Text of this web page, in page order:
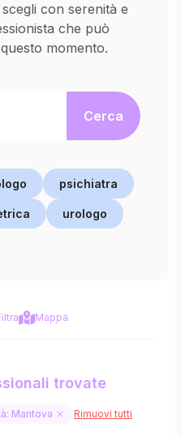
con serenità e
che può
momento.
Cerca
psichiatra
urologo
Mappa
trovate
Mantova Rimuovi tutti